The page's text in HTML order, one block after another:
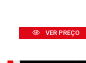
VER PREÇO